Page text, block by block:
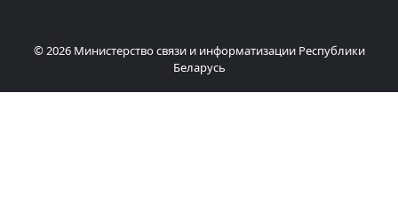
© 2026 Министерство связи и информатизации Республики
Беларусь